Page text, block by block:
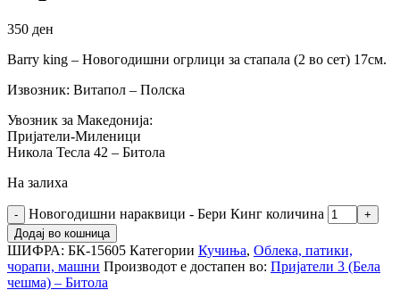
350 ден
Barry king – Новогодишни огрлици за стапала (2 во сет) 17см.
Извозник: Витапол – Полска
Увозник за Македонија:
Пријатели-Миленици
Никола Тесла 42 – Битола
На залиха
Новогодишни нараквици - Бери Кинг количина
Додај во кошница
ШИФРА: БК-15605 Категории Кучиња, Облека, патики,
чорапи, машни Производот е достапен во: Пријатели 3 (Бела
чешма) – Битола